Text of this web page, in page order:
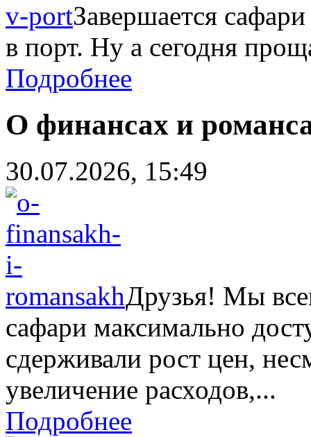
Завершается
в порт. Ну а сегодня
Подробнее
О финансах и
30.07.2026, 15:49
Друзья! Мы
сафари максимально
сдерживали рост цен,
увеличение расходов,...
Подробнее